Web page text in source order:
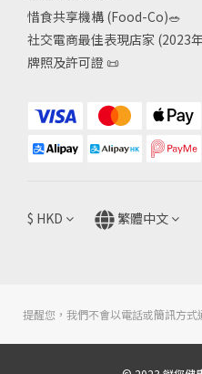
惜食共享機構 (Food-Co)🥗
社交電商最佳表現店家 (2023
牌照及許可證 📜
$ HKD 繁體中文
提醒您，我們不會以電話或簡訊方式